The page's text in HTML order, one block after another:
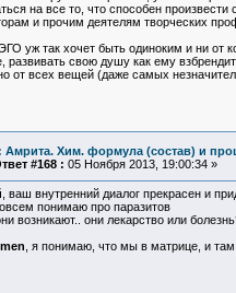
на все то, что способен
и прочим деятелям творческих
уж так хочет быть одиноким и ни от
развивать свою душу как ему
от всех вещей (даже самых
Амрита. Хим. формула (состав) и
#168 : 05 Ноября 2013, 19:00:34 »
, ваш внутренний диалог прекрасен и
понимаю про паразитов
возникают.. они лекарство или
, я понимаю, что мы в матрице, и